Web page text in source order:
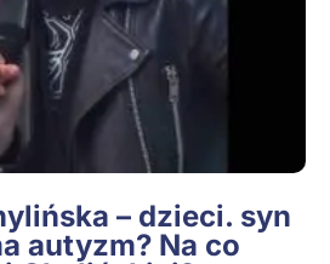
– dzieci. syn
autyzm? Na co